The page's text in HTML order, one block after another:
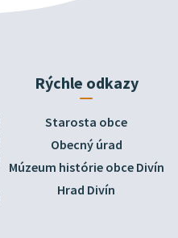
Rýchle odkazy
Starosta obce
Obecný úrad
Múzeum histórie obce Divín
Hrad Divín